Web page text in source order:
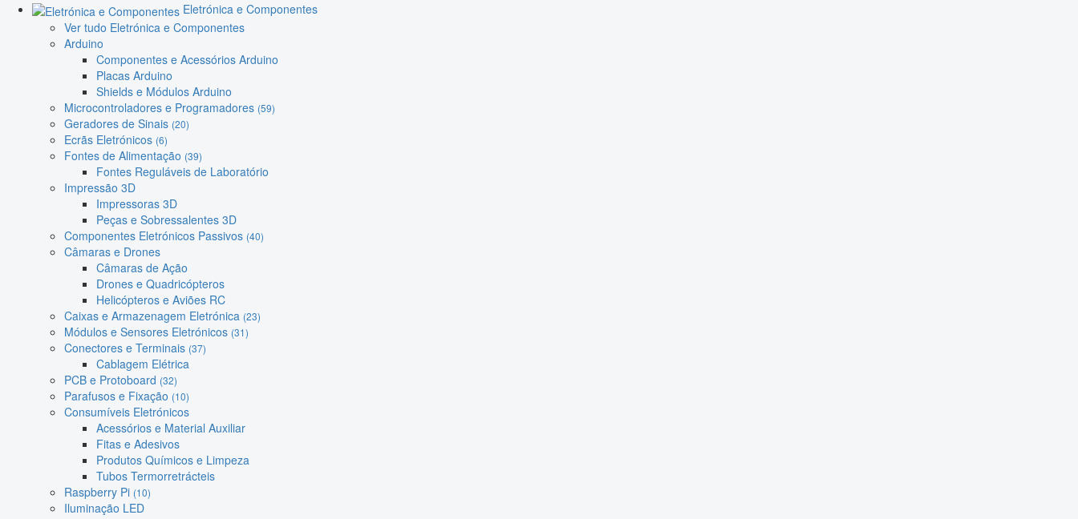
Eletrónica e Componentes
Ver tudo Eletrónica e Componentes
Arduino
Componentes e Acessórios Arduino
Placas Arduino
Shields e Módulos Arduino
Microcontroladores e Programadores (59)
Geradores de Sinais (20)
Ecrãs Eletrónicos (6)
Fontes de Alimentação (39)
Fontes Reguláveis de Laboratório
Impressão 3D
Impressoras 3D
Peças e Sobressalentes 3D
Componentes Eletrónicos Passivos (40)
Câmaras e Drones
Câmaras de Ação
Drones e Quadricópteros
Helicópteros e Aviões RC
Caixas e Armazenagem Eletrónica (23)
Módulos e Sensores Eletrónicos (31)
Conectores e Terminais (37)
Cablagem Elétrica
PCB e Protoboard (32)
Parafusos e Fixação (10)
Consumíveis Eletrónicos
Acessórios e Material Auxiliar
Fitas e Adesivos
Produtos Químicos e Limpeza
Tubos Termorretrácteis
Raspberry Pi (10)
Iluminação LED